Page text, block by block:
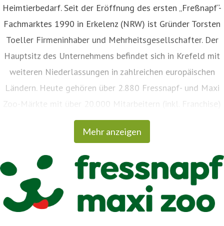
Mehr anzeigen
Heimtierbedarf. Seit der Eröffnung des ersten „Freßnapf“-
Fachmarktes 1990 in Erkelenz (NRW) ist Gründer Torsten
Toeller Firmeninhaber und Mehrheitsgesellschafter. Der
Hauptsitz des Unternehmens befindet sich in Krefeld mit
weiteren Niederlassungen in zahlreichen europäischen
Ländern. Heute gehören über 2.880 Fressnapf- und Maxi
Zoo-Märkte mit über 20.000 Mitarbeitern (inkl. Franchise)
aus über 50 Nationen zur Unternehmensgruppe. In
Deutschland wird der überwiegende Teil der Märkte von
europäischen Ländern als eigene Märkte. Darüber hinaus
engagiert sich Fressnapf | Maxi Zoo als Sponsor
verschiedener gemeinnütziger Tierschutzprojekte und baut
ihr soziales Engagement im Rahmen der Initiative „tierisch